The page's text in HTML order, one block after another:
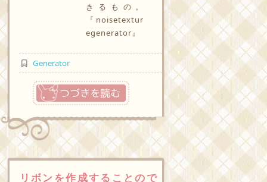
きるもの。
『noisetextur
egenerator』
Generator
つづきを読む
リボンを作成することので